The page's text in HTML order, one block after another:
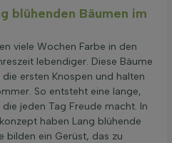
blühenden Bäumen im
viele Wochen Farbe in den
lebendiger. Diese Bäume
ersten Knospen und halten
So entsteht eine lange,
jeden Tag Freude macht. In
haben Lang blühende
bilden ein Gerüst, das zu